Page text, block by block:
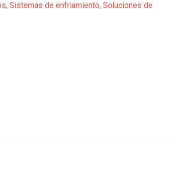
, Sistemas de enfriamiento, Soluciones de